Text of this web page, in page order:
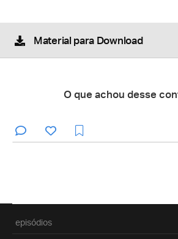
Material para Download
O que achou desse
episódios